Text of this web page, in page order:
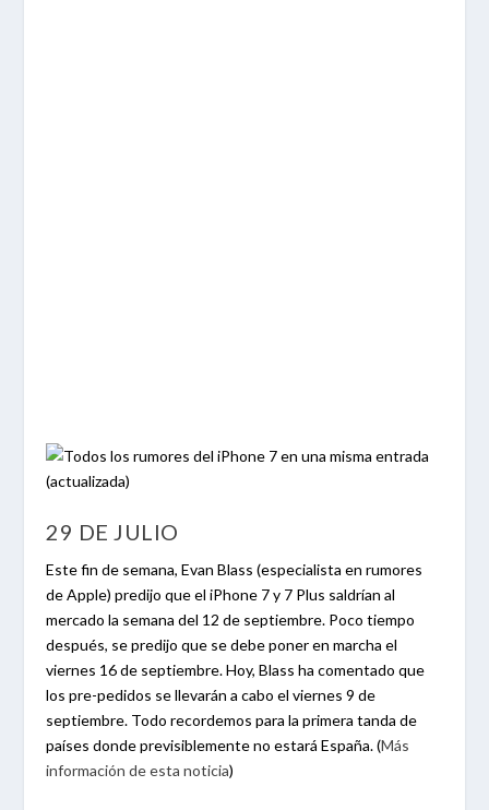
29 DE JULIO
Este fin de semana, Evan Blass (especialista en rumores
de Apple) predijo que el iPhone 7 y 7 Plus saldrían al
mercado la semana del 12 de septiembre. Poco tiempo
después, se predijo que se debe poner en marcha el
viernes 16 de septiembre. Hoy, Blass ha comentado que
los pre-pedidos se llevarán a cabo el viernes 9 de
septiembre. Todo recordemos para la primera tanda de
países donde previsiblemente no estará España. (Más
información de esta noticia)